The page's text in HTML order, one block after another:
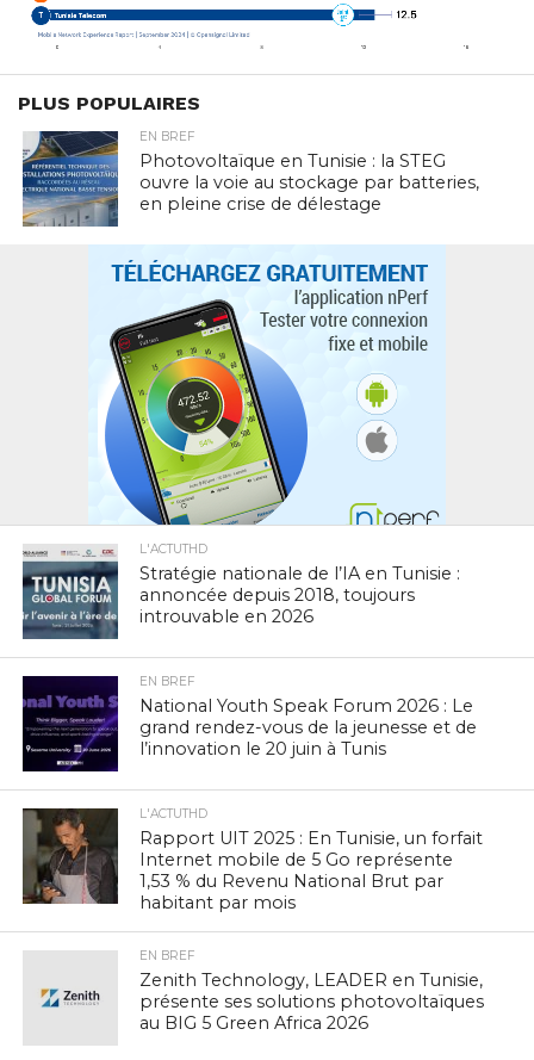
PLUS POPULAIRES
EN BREF
Photovoltaïque en Tunisie : la STEG
ouvre la voie au stockage par batteries,
en pleine crise de délestage
L'ACTUTHD
Stratégie nationale de l’IA en Tunisie :
annoncée depuis 2018, toujours
introuvable en 2026
EN BREF
National Youth Speak Forum 2026 : Le
grand rendez-vous de la jeunesse et de
l’innovation le 20 juin à Tunis
L'ACTUTHD
Rapport UIT 2025 : En Tunisie, un forfait
Internet mobile de 5 Go représente
1,53 % du Revenu National Brut par
habitant par mois
EN BREF
Zenith Technology, LEADER en Tunisie,
présente ses solutions photovoltaïques
au BIG 5 Green Africa 2026